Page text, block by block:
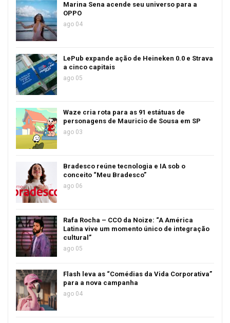
Marina Sena acende seu universo para a
OPPO
ago 04
LePub expande ação de Heineken 0.0 e Strava
a cinco capitais
ago 05
Waze cria rota para as 91 estátuas de
personagens de Mauricio de Sousa em SP
ago 03
Bradesco reúne tecnologia e IA sob o
conceito “Meu Bradesco”
ago 06
Rafa Rocha – CCO da Noize: “A América
Latina vive um momento único de integração
cultural”
ago 05
Flash leva as “Comédias da Vida Corporativa”
para a nova campanha
ago 04